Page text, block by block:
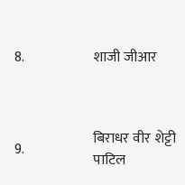
8. शाजी जीआर
9.
बिराधर वीर शेट्टी
पाटिल